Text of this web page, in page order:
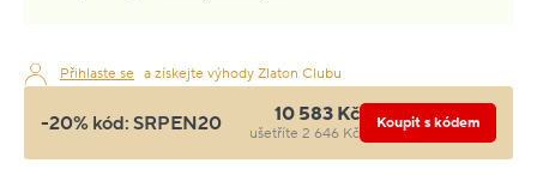
Přihlaste se a získejte výhody Zlaton Clubu
-20% kód: SRPEN20 10 583 Kč
ušetříte 2 646 Kč
Koupit s kódem